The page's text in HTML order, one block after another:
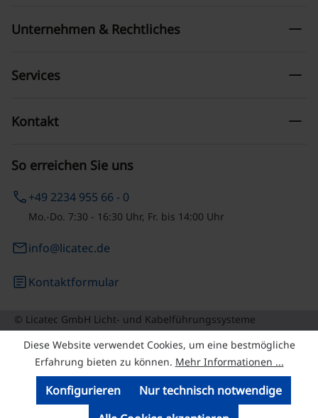
So erreichen Sie uns
phone+49 2234 955 66 - 0
Mo.-Do. 7:30 - 16:30 Uhr, Fr. bis 14:00 Uhr
emailinfo@licatec.de
articleKontaktformular
Unternehmen & Rechtliches remove
Services remove
Kontakt remove
© Licatec GmbH Licht- und Kabelführungssysteme
Diese Website verwendet Cookies, um eine bestmögliche
Erfahrung bieten zu können. Mehr Informationen ...
Nur technisch notwendige
Konfigurieren